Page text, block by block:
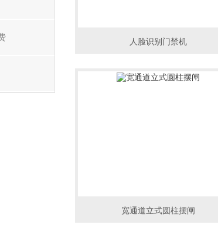
人脸识别门禁机
宽通道立式圆柱摆闸